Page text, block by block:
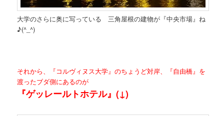
大学のさらに奥に写っている 三角屋根の建物が『中央市場』ね
♪(^_^)
それから、『コルヴィヌス大学』のちょうど対岸、『自由橋』を
渡ったブダ側にあるのが
『ゲッレールトホテル』(↓)